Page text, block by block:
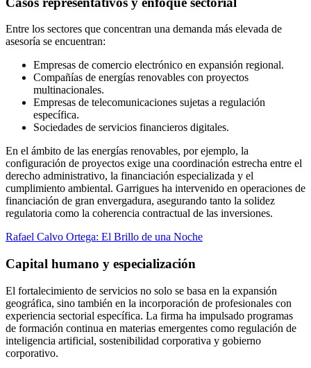
Entre los sectores que concentran una demanda más elevada de
asesoría se encuentran:
Empresas de comercio electrónico en expansión regional.
Compañías de energías renovables con proyectos
multinacionales.
Empresas de telecomunicaciones sujetas a regulación
específica.
Sociedades de servicios financieros digitales.
En el ámbito de las energías renovables, por ejemplo, la
configuración de proyectos exige una coordinación estrecha entre el
derecho administrativo, la financiación especializada y el
cumplimiento ambiental. Garrigues ha intervenido en operaciones de
financiación de gran envergadura, asegurando tanto la solidez
regulatoria como la coherencia contractual de las inversiones.
Rafael Calvo Ortega: El Brillo de una Noche
Capital humano y especialización
El fortalecimiento de servicios no solo se basa en la expansión
geográfica, sino también en la incorporación de profesionales con
experiencia sectorial específica. La firma ha impulsado programas
de formación continua en materias emergentes como regulación de
inteligencia artificial, sostenibilidad corporativa y gobierno
corporativo.